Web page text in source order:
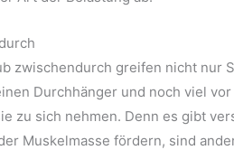
zwischendurch greifen nicht nur
Durchhänger und noch viel
zu sich nehmen. Denn es gibt
Muskelmasse fördern, sind